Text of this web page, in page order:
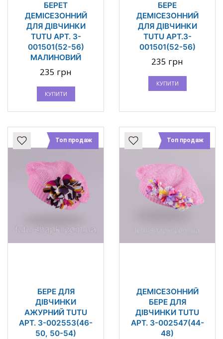
БЕРЕТ
ДЕМІСЕЗОННИЙ
ДЛЯ ДІВЧИНКИ
TUTU АРТ. 3-
001501(52-56)
МАЛИНОВИЙ
235 грн
КУПИТИ
БЕРЕ
ДЕМІСЕЗОННИЙ
ДЛЯ ДІВЧИНКИ
TUTU АРТ.3-
001501(52-56)
235 грн
КУПИТИ
Топ продаж
БЕРЕ ДЛЯ
ДІВЧИНКИ
АЖУРНИЙ TUTU
АРТ. 3-002553(46-
50, 50-54)
Топ продаж
ДЕМІСЕЗОННИЙ
БЕРЕ ДЛЯ
ДІВЧИНКИ TUTU
АРТ. 3-002547(44-
48)